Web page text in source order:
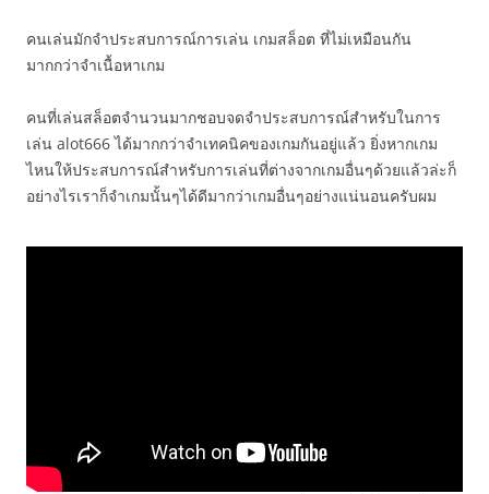
คนเล่นมักจำประสบการณ์การเล่น เกมสล็อต ที่ไม่เหมือนกัน
มากกว่าจำเนื้อหาเกม
คนที่เล่นสล็อตจำนวนมากชอบจดจำประสบการณ์สำหรับในการ
เล่น alot666 ได้มากกว่าจำเทคนิคของเกมกันอยู่แล้ว ยิ่งหากเกม
ไหนให้ประสบการณ์สำหรับการเล่นที่ต่างจากเกมอื่นๆด้วยแล้วล่ะก็
อย่างไรเราก็จำเกมนั้นๆได้ดีมากว่าเกมอื่นๆอย่างแน่นอนครับผม